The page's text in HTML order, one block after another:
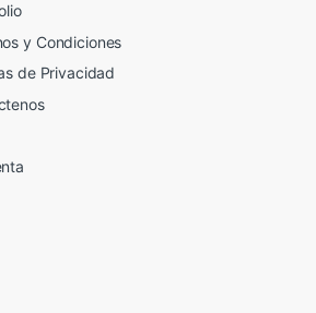
y Condiciones
de Privacidad